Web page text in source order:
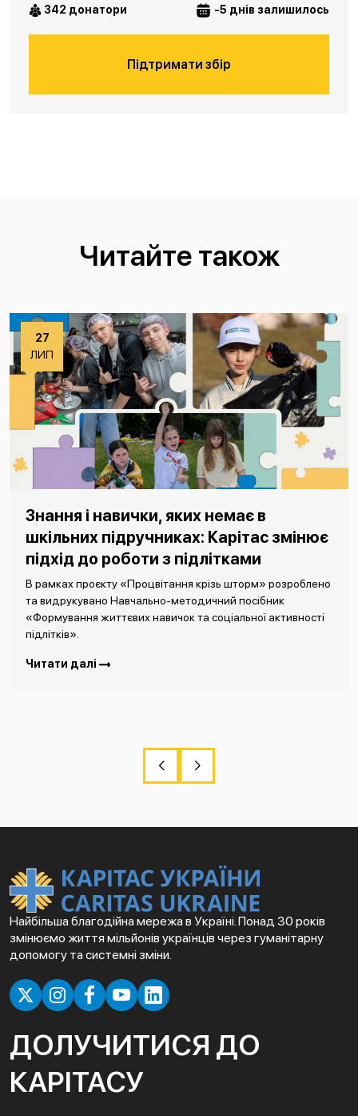
342 донатори -5 днів залишилось
Підтримати збір
Читайте також
27
ЛИП
Знання і навички, яких немає в
шкільних підручниках: Карітас змінює
підхід до роботи з підлітками
В рамках проєкту «Процвітання крізь шторм» розроблено
та видрукувано Навчально-методичний посібник
«Формування життєвих навичок та соціальної активності
підлітків».
Читати далі
Найбільша благодійна мережа в Україні. Понад 30 років
змінюємо життя мільйонів українців через гуманітарну
допомогу та системні зміни.
ДОЛУЧИТИСЯ ДО
КАРІТАСУ